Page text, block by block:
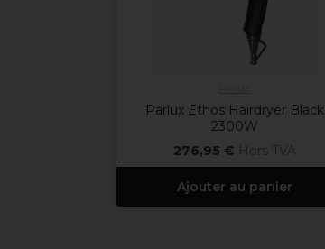
Parlux Ethos Hairdryer Black
2300W
276,95 € Hors TVA
Ajouter au panier